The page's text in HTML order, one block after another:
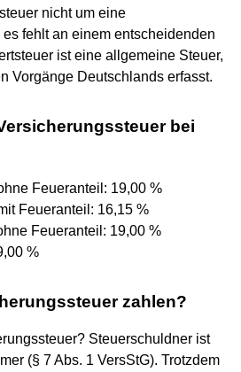
nicht um eine
fehlt an einem entscheidenden
ist eine allgemeine Steuer,
Vorgänge Deutschlands erfasst.
bei
Feueranteil: 19,00 %
Feueranteil: 16,15 %
Feueranteil: 19,00 %
%
zahlen?
Steuerschuldner ist
(§ 7 Abs. 1 VersStG). Trotzdem